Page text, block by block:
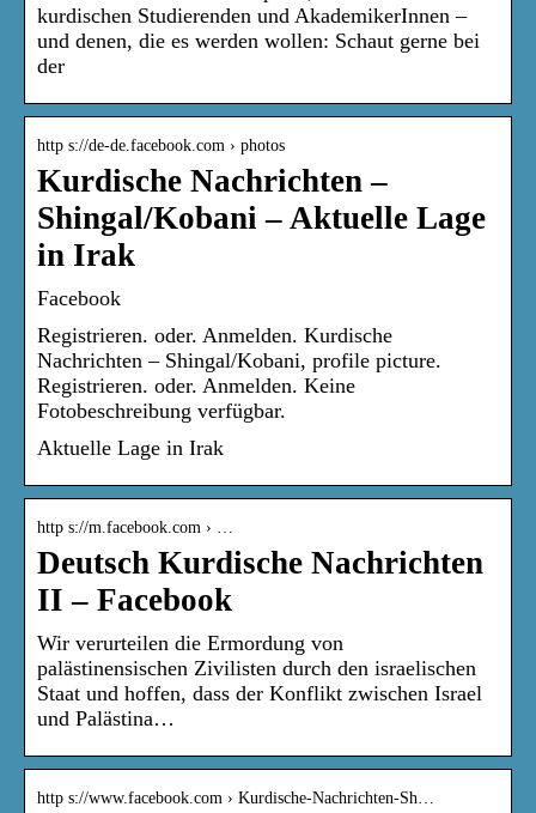
kurdischen Studierenden und AkademikerInnen –
und denen, die es werden wollen: Schaut gerne bei
der
http s://de-de.facebook.com › photos
Kurdische Nachrichten –
Shingal/Kobani – Aktuelle Lage
in Irak
Facebook
Registrieren. oder. Anmelden. Kurdische
Nachrichten – Shingal/Kobani, profile picture.
Registrieren. oder. Anmelden. Keine
Fotobeschreibung verfügbar.
Aktuelle Lage in Irak
http s://m.facebook.com › …
Deutsch Kurdische Nachrichten
II – Facebook
Wir verurteilen die Ermordung von
palästinensischen Zivilisten durch den israelischen
Staat und hoffen, dass der Konflikt zwischen Israel
und Palästina…
http s://www.facebook.com › Kurdische-Nachrichten-Sh…